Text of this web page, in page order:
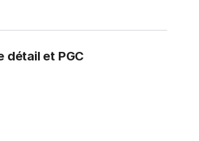
détail et PGC